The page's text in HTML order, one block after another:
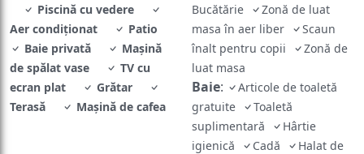
Piscină cu vedere
Aer condiţionat
Patio
Baie privată
Maşină
de spălat vase
TV cu
ecran plat
Grătar
Terasă
Mașină de cafea
Bucătărie
Zonă de luat
masa în aer liber
Scaun
înalt pentru copii
Zonă de
luat masa
Baie:
Articole de toaletă
gratuite
Toaletă
suplimentară
Hârtie
igienică
Cadă
Halat de